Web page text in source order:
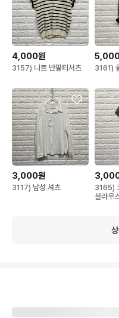
4,000원
3157) 니트 반팔티셔츠 3161)
3,000원
3117) 남성 셔츠
3165)
블라우